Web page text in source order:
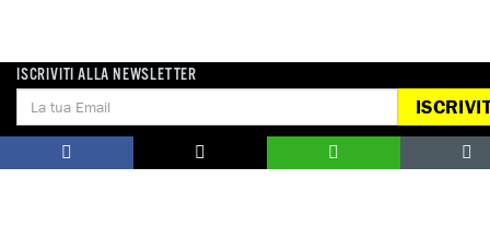
Notizie correlate per tema
ISCRIVITI ALLA NEWSLETTER